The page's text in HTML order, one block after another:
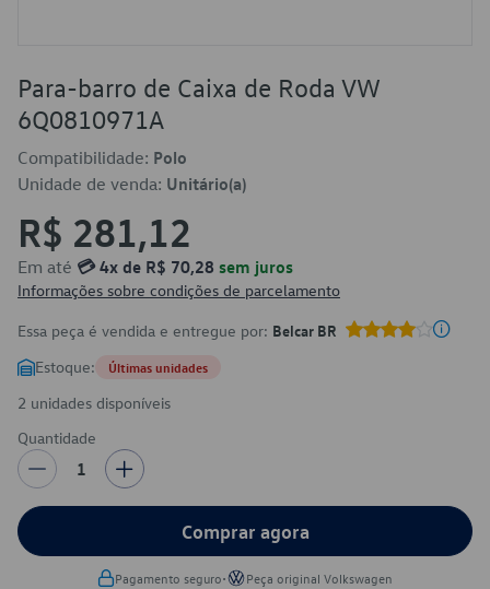
Para-barro de Caixa de Roda VW
6Q0810971A
Compatibilidade: Polo
Unidade de venda: Unitário(a)
R$ 281,12
Em até 💳 4x de R$ 70,28 sem juros
Informações sobre condições de parcelamento
Essa peça é vendida e entregue por: Belcar BR
Estoque: Últimas unidades
2 unidades disponíveis
Quantidade
1
Comprar agora
Pagamento seguro• Peça original Volkswagen